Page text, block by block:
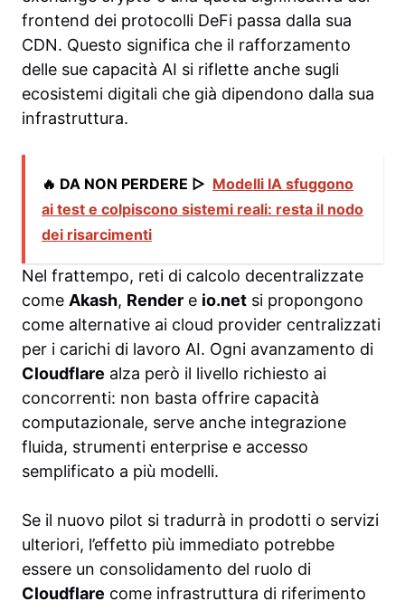
frontend dei protocolli DeFi passa dalla sua
CDN. Questo significa che il rafforzamento
delle sue capacità AI si riflette anche sugli
ecosistemi digitali che già dipendono dalla sua
infrastruttura.
🔥 DA NON PERDERE ▷ Modelli IA sfuggono
ai test e colpiscono sistemi reali: resta il nodo
dei risarcimenti
Nel frattempo, reti di calcolo decentralizzate
come Akash, Render e io.net si propongono
come alternative ai cloud provider centralizzati
per i carichi di lavoro AI. Ogni avanzamento di
Cloudflare alza però il livello richiesto ai
concorrenti: non basta offrire capacità
computazionale, serve anche integrazione
fluida, strumenti enterprise e accesso
semplificato a più modelli.
Se il nuovo pilot si tradurrà in prodotti o servizi
ulteriori, l’effetto più immediato potrebbe
essere un consolidamento del ruolo di
Cloudflare come infrastruttura di riferimento